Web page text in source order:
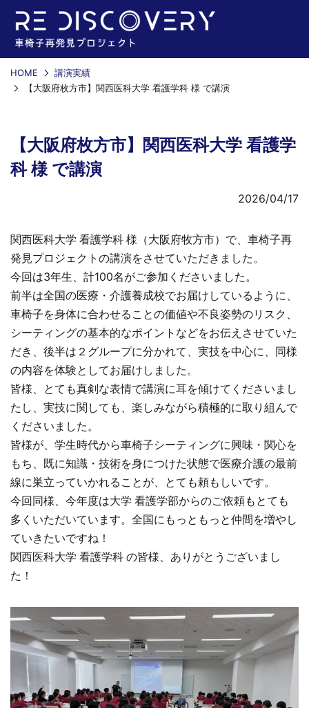
HOME
講演実績
【大阪府枚方市】関西医科大学 看護学科 様 で講演
【大阪府枚方市】関西医科大学 看護学
科 様 で講演
2026/04/17
関西医科大学 看護学科 様（大阪府牧方市）で、車椅子再
発見プロジェクトの講演をさせていただきました。
今回は3年生、計100名がご参加くださいました。
前半は全国の医療・介護養成校でお届けしているように、
車椅子を身体に合わせることの価値や不良姿勢のリスク、
シーティングの基本的なポイントなどをお伝えさせていた
だき、後半は２グループに分かれて、実技を中心に、同様
の内容を体験としてお届けしました。
皆様、とても真剣な表情で講演に耳を傾けてくださいまし
たし、実技に関しても、楽しみながら積極的に取り組んで
くださいました。
皆様が、学生時代から車椅子シーティングに興味・関心を
もち、既に知識・技術を身につけた状態で医療介護の最前
線に巣立っていかれることが、とても頼もしいです。
今回同様、今年度は大学 看護学部からのご依頼もとても
多くいただいています。全国にもっともっと仲間を増やし
ていきたいですね！
関西医科大学 看護学科 の皆様、ありがとうございまし
た！